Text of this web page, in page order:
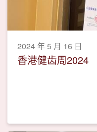
2024 年 5 月 16 日
香港健齿周2024